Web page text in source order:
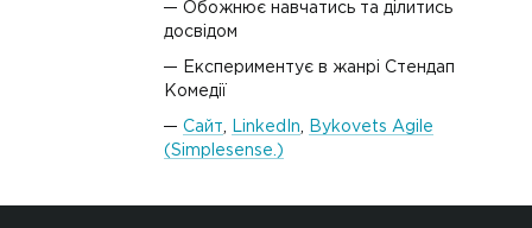
Обожнює навчатись та ділитись
досвідом
Експериментує в жанрі Стендап
Комедії
Сайт LinkedIn
Bykovets Agile
(Simplesense.)